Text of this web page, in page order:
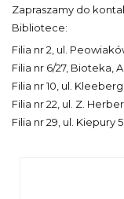
Zapraszamy do
Bibliotece:
Filia nr 2, ul.
Filia nr 6/27, Bioteka,
Filia nr 10, ul.
Filia nr 22, ul. Z.
Filia nr 29, ul. Kiepury